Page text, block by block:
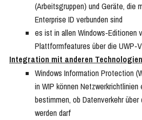
(Arbeitsgruppen) und Geräte, die
Enterprise ID verbunden sind
es ist in allen Windows-Editionen
Plattformfeatures über die UWP-
Integration mit anderen
Windows Information Protection
in WIP können Netzwerkrichtlinien
bestimmen, ob Datenverkehr
werden darf